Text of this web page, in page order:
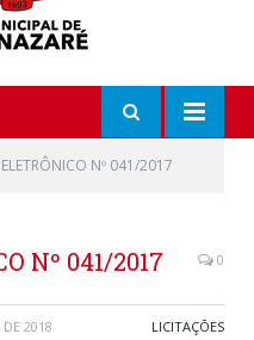
Nº 041/2017
Nº 041/2017 0
2018 LICITAÇÕES